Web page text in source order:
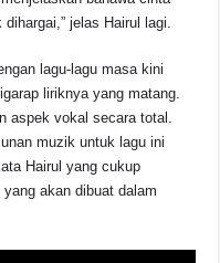
jelas Hairul lagi.
lagu-lagu masa kini
liriknya yang matang.
aspek vokal secara total.
muzik untuk lagu ini
Hairul yang cukup
akan dibuat dalam